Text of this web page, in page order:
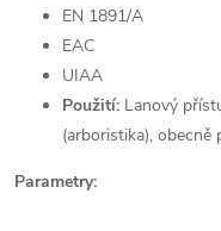
EN 1891/A
EAC
UIAA
Použití: Lanový
(arboristika), obecně
Parametry: